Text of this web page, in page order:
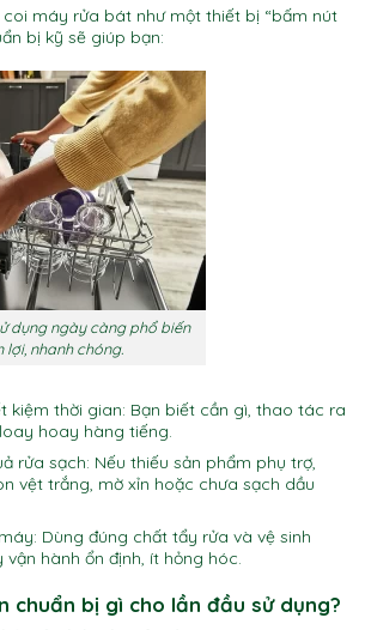
coi máy rửa bát như một thiết bị “bấm nút
bị kỹ sẽ giúp bạn:
dụng ngày càng phổ biến
lợi, nhanh chóng.
kiệm thời gian: Bạn biết cần gì, thao tác ra
hoay hàng tiếng.
rửa sạch: Nếu thiếu sản phẩm phụ trợ,
vệt trắng, mờ xỉn hoặc chưa sạch dầu
Dùng đúng chất tẩy rửa và vệ sinh
hành ổn định, ít hỏng hóc.
chuẩn bị gì cho lần đầu sử dụng?